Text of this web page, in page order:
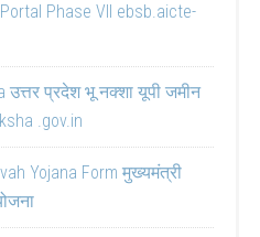
Phase VII ebsb.aicte-
उत्तर प्रदेश भू नक्शा यूपी जमीन
.gov.in
Yojana Form मुख्यमंत्री